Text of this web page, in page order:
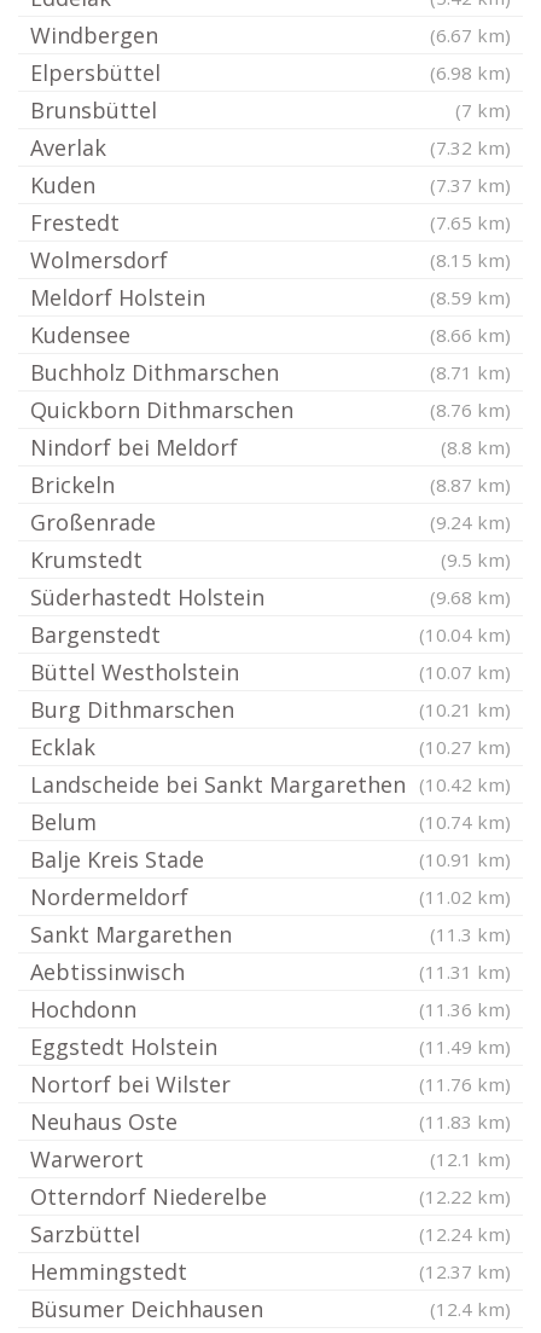
Windbergen (6.67 km)
Elpersbüttel (6.98 km)
Brunsbüttel (7 km)
Averlak (7.32 km)
Kuden (7.37 km)
Frestedt (7.65 km)
Wolmersdorf (8.15 km)
Meldorf Holstein (8.59 km)
Kudensee (8.66 km)
Buchholz Dithmarschen (8.71 km)
Quickborn Dithmarschen (8.76 km)
Nindorf bei Meldorf (8.8 km)
Brickeln (8.87 km)
Großenrade (9.24 km)
Krumstedt (9.5 km)
Süderhastedt Holstein (9.68 km)
Bargenstedt (10.04 km)
Büttel Westholstein (10.07 km)
Burg Dithmarschen (10.21 km)
Ecklak (10.27 km)
Landscheide bei Sankt Margarethen (10.42 km)
Belum (10.74 km)
Balje Kreis Stade (10.91 km)
Nordermeldorf (11.02 km)
Sankt Margarethen (11.3 km)
Aebtissinwisch (11.31 km)
Hochdonn (11.36 km)
Eggstedt Holstein (11.49 km)
Nortorf bei Wilster (11.76 km)
Neuhaus Oste (11.83 km)
Warwerort (12.1 km)
Otterndorf Niederelbe (12.22 km)
Sarzbüttel (12.24 km)
Hemmingstedt (12.37 km)
Büsumer Deichhausen (12.4 km)